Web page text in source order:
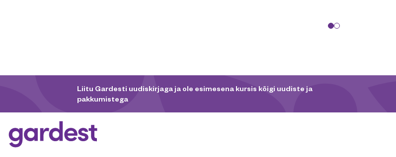
Liitu Gardesti uudiskirjaga ja ole esimesena kursis kõigi uudiste ja
pakkumistega